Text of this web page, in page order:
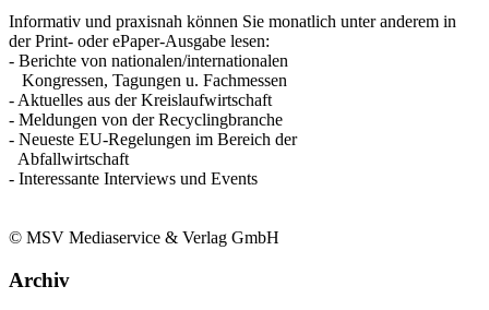
Informativ und praxisnah können Sie monatlich unter anderem in
der Print- oder ePaper-Ausgabe lesen:
- Berichte von nationalen/internationalen
Kongressen, Tagungen u. Fachmessen
- Aktuelles aus der Kreislaufwirtschaft
- Meldungen von der Recyclingbranche
- Neueste EU-Regelungen im Bereich der
Abfallwirtschaft
- Interessante Interviews und Events
© MSV Mediaservice & Verlag GmbH
Archiv